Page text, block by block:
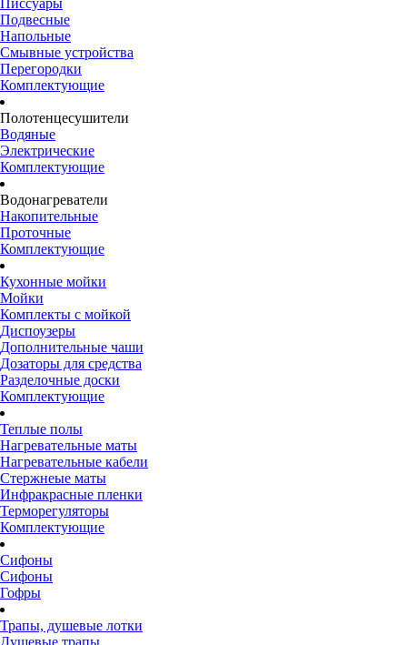
Писсуары
Подвесные
Напольные
Смывные устройства
Перегородки
Комплектующие
Полотенцесушители
Водяные
Электрические
Комплектующие
Водонагреватели
Накопительные
Проточные
Комплектующие
Кухонные мойки
Мойки
Комплекты с мойкой
Диспоузеры
Дополнительные чаши
Дозаторы для средства
Разделочные доски
Комплектующие
Теплые полы
Нагревательные маты
Нагревательные кабели
Стержнеые маты
Инфракрасные пленки
Терморегуляторы
Комплектующие
Сифоны
Сифоны
Гофры
Трапы, душевые лотки
Душевые трапы